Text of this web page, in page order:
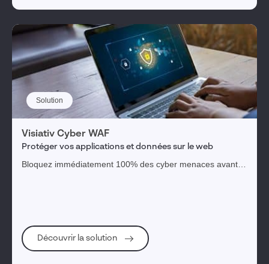
Solution
Visiativ Cyber WAF
Protéger vos applications et données sur le web
Bloquez immédiatement 100% des cyber menaces avant
Découvrir la solution